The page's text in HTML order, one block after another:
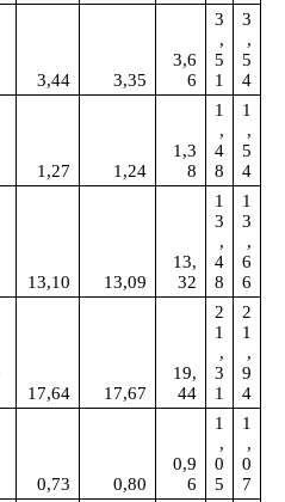
3,44 3,35
3,6
6
3
,
5
1
3
,
5
4
1,27 1,24
1,3
8
1
,
4
8
1
,
5
4
13,10 13,09
13,
32
1
3
,
4
8
1
3
,
6
6
17,64 17,67
19,
44
2
1
,
3
1
2
1
,
9
4
0,73 0,80
0,9
6
1
,
0
5
1
,
0
7